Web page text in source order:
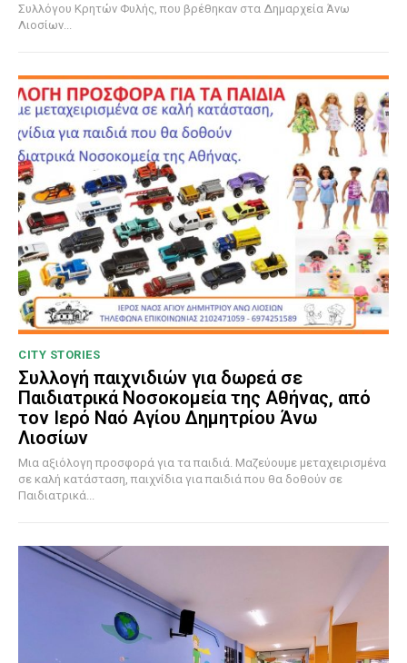
Συλλόγου Κρητών Φυλής, που βρέθηκαν στα Δημαρχεία Άνω
Λιοσίων...
CITY STORIES
Συλλογή παιχνιδιών για δωρεά σε
Παιδιατρικά Νοσοκομεία της Αθήνας, από
τον Ιερό Ναό Αγίου Δημητρίου Άνω
Λιοσίων
Μια αξιόλογη προσφορά για τα παιδιά. Μαζεύουμε μεταχειρισμένα
σε καλή κατάσταση, παιχνίδια για παιδιά που θα δοθούν σε
Παιδιατρικά...